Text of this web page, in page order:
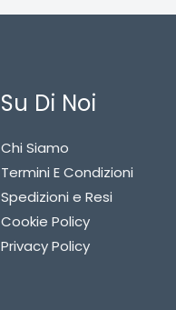
Su Di Noi
Chi Siamo
Termini E Condizioni
Spedizioni e Resi
Cookie Policy
Privacy Policy